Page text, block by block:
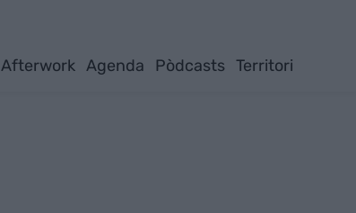
Afterwork Agenda Pòdcasts Territori